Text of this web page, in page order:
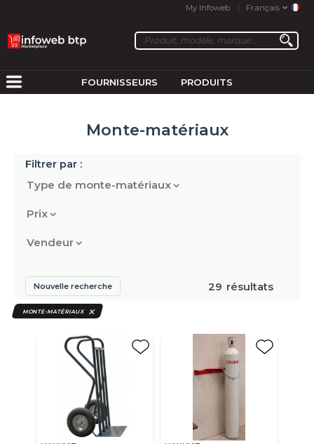
My Infoweb Français
FOURNISSEURS PRODUITS
Monte-matériaux
Filtrer par :
Type de monte-matériaux
Prix
Vendeur
29 résultats
Nouvelle recherche
MONTE-MATÉRIAUX